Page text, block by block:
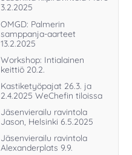
3.2.2025
OMGD: Palmerin
samppanja-aarteet
13.2.2025
Workshop: Intialainen
keittiö 20.2.
Kastiketyöpajat 26.3. ja
2.4.2025 WeChefin tiloissa
Jäsenvierailu ravintola
Jason, Helsinki 6.5.2025
Jäsenvierailu ravintola
Alexanderplats 9.9.